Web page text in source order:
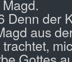
Denn der
aus